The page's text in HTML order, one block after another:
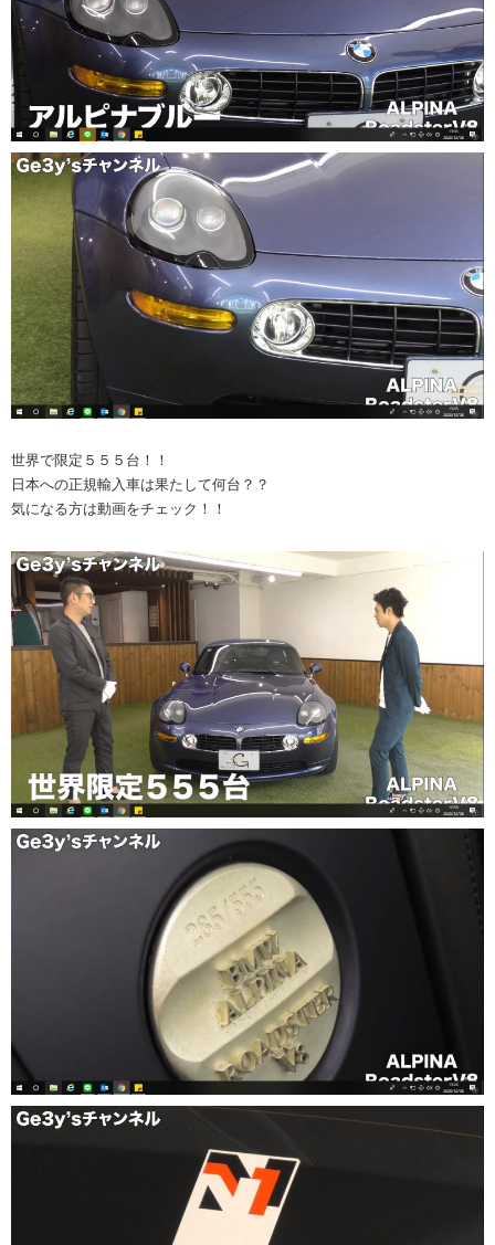
世界で限定５５５台！！
日本への正規輸入車は果たして何台？？
気になる方は動画をチェック！！